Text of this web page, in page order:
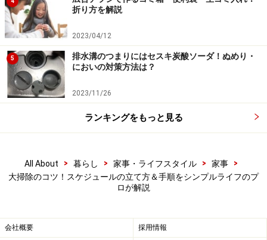
お客様の実例
モノを出す前にざっと見渡して、どうやって分けようか
を想定しておくと時短になりますよ。
■ステップ2：空いた空間を掃除する際のポイント
水回りの掃除というのは、汚れが溜まりやすく落としに
ぜひ今日から始めていただきたいのが、トイレやお風呂
に入ったときにメラミンスポンジや歯ブラシを持ち込ん
折り方を解説
2023/04/12
5
排水溝のつまりにはセスキ炭酸ソーダ！ぬめり・
においの対策方法は？
2023/11/26
ランキングをもっと見る
All About > 暮らし > 家事・ライフスタイル > 家事
>
大掃除のコツ！スケジュールの立て方＆手順をシンプルライフのプ
ロが解説
会社概要 採用情報